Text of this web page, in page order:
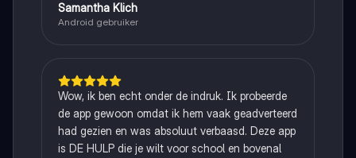
Samantha Klich
Android gebruiker
Wow, ik ben echt onder de indruk. Ik probeerde
de app gewoon omdat ik hem vaak geadverteerd
had gezien en was absoluut verbaasd. Deze app
is DE HULP die je wilt voor school en bovenal